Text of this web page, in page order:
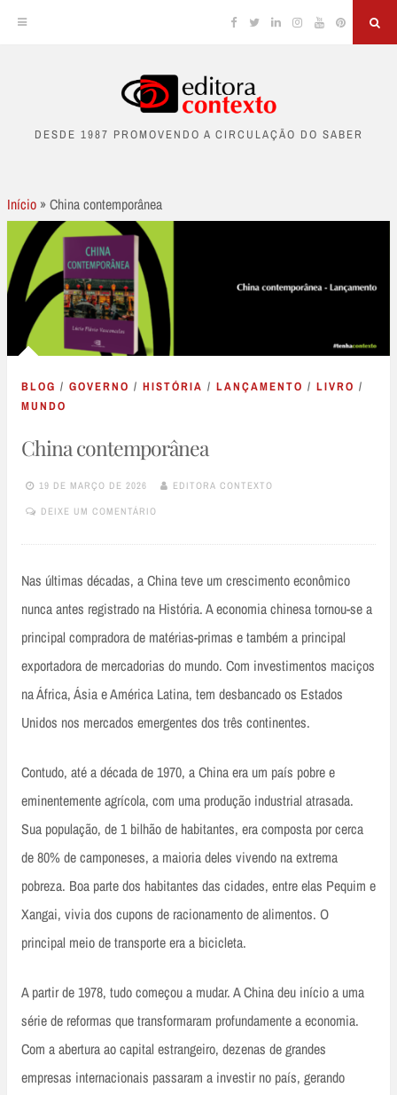
content
Facebook
TwitterLinkedinInstagram
YouTubePinterest
DESDE 1987 PROMOVENDO A CIRCULAÇÃO DO SABER
Início »China contemporânea
BLOG / GOVERNO / HISTÓRIA / LANÇAMENTO / LIVRO /
MUNDO
China contemporânea
19 DE MARÇO DE 2026 EDITORA CONTEXTO
DEIXE UM COMENTÁRIO
Nas últimas décadas, a China teve um crescimento econômico
nunca antes registrado na História. A economia chinesa tornou-se a
principal compradora de matérias-primas e também a principal
exportadora de mercadorias do mundo. Com investimentos maciços
na África, Ásia e América Latina, tem desbancado os Estados
Unidos nos mercados emergentes dos três continentes.
Contudo, até a década de 1970, a China era um país pobre e
eminentemente agrícola, com uma produção industrial atrasada.
Sua população, de 1 bilhão de habitantes, era composta por cerca
de 80% de camponeses, a maioria deles vivendo na extrema
pobreza. Boa parte dos habitantes das cidades, entre elas Pequim e
Xangai, vivia dos cupons de racionamento de alimentos. O
principal meio de transporte era a bicicleta.
A partir de 1978, tudo começou a mudar. A China deu início a uma
série de reformas que transformaram profundamente a economia.
Com a abertura ao capital estrangeiro, dezenas de grandes
empresas internacionais passaram a investir no país, gerando